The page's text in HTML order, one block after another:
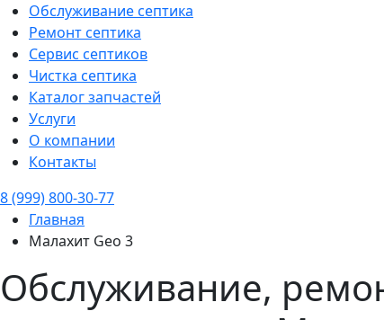
Обслуживание септика
Ремонт септика
Сервис септиков
Чистка септика
Каталог запчастей
Услуги
О компании
Контакты
8 (999) 800-30-77
Главная
Малахит Geo 3
Обслуживание,